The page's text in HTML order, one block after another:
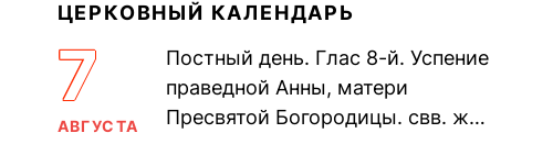
ЦЕРКОВНЫЙ КАЛЕНДАРЬ
7
АВГУСТА
Постный день. Глас 8-й. Успение
праведной Анны, матери
Пресвятой Богородицы. свв. жен